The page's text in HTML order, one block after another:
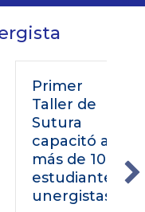
Primer
Taller de
Sutura
capacitó a
más de 100
estudiantes
unergistas